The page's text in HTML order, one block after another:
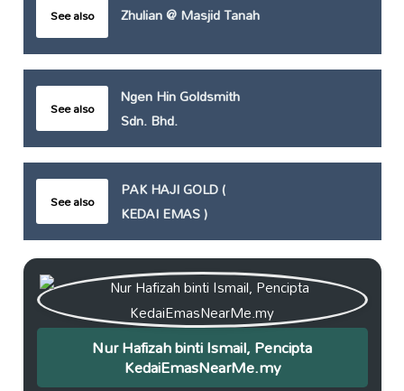
See also Zhulian @ Masjid Tanah
See also
Ngen Hin Goldsmith
Sdn. Bhd.
See also
PAK HAJI GOLD (
KEDAI EMAS )
Nur Hafizah binti Ismail, Pencipta
KedaiEmasNearMe.my